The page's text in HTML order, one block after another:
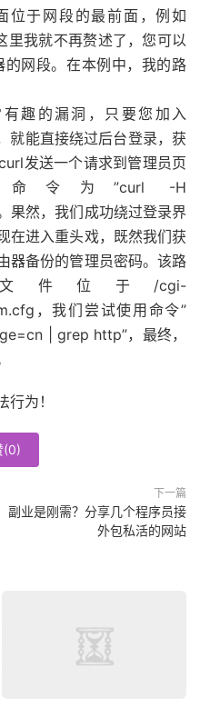
位于网段的最前面，例如
里我就不再赘述了，您可以
网段。在本例中，我的路
趣的漏洞，只要您加入
能直接绕过后台登录，获
发送一个请求到管理员页
令为”curl -H
然，我们成功绕过登录界
在进入重头戏，既然我们获
器备份的管理员密码。该路
件位于/cgi-
，我们尝试使用命令”
| grep http”，最终，
为！
(0)
下一篇
副业是刚需？分享几个程序员接
外包私活的网站